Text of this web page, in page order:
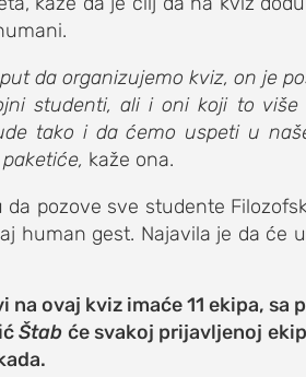
studentski život
zdravlje
kolumna
sdl podkast
da organizujemo kviz, on je
studenti, ali i oni koji to
tako i da ćemo uspeti u
kaže ona.
da pozove sve studente
human gest. Najavila je da će
na ovaj kviz imaće 11 ekipa,
Štab će svakoj prijavljenoj